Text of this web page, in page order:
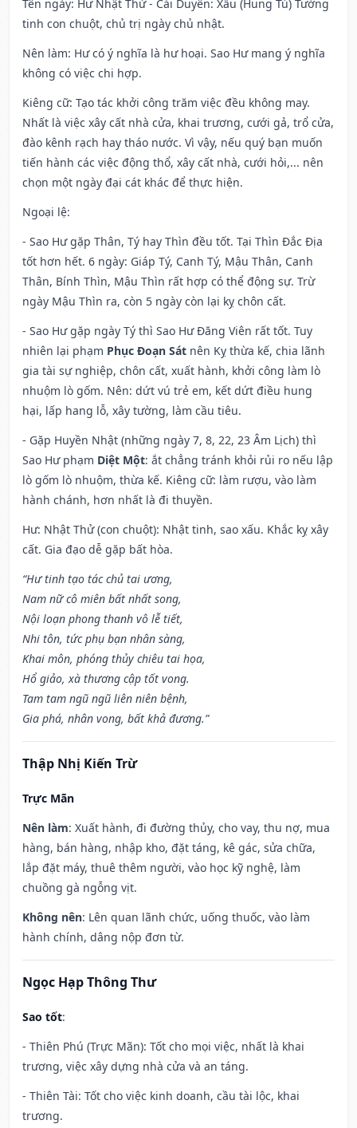
Tên ngày: Hư Nhật Thử - Cái Duyên: Xấu (Hung Tú) Tướng
tinh con chuột, chủ trị ngày chủ nhật.
Nên làm: Hư có ý nghĩa là hư hoại. Sao Hư mang ý nghĩa
không có việc chi hợp.
Kiêng cữ: Tạo tác khởi công trăm việc đều không may.
Nhất là việc xây cất nhà cửa, khai trương, cưới gả, trổ cửa,
đào kênh rạch hay tháo nước. Vì vậy, nếu quý bạn muốn
tiến hành các việc động thổ, xây cất nhà, cưới hỏi,... nên
chọn một ngày đại cát khác để thực hiện.
Ngoại lệ:
- Sao Hư gặp Thân, Tý hay Thìn đều tốt. Tại Thìn Đắc Địa
tốt hơn hết. 6 ngày: Giáp Tý, Canh Tý, Mậu Thân, Canh
Thân, Bính Thìn, Mậu Thìn rất hợp có thể động sự. Trừ
ngày Mậu Thìn ra, còn 5 ngày còn lại kỵ chôn cất.
- Sao Hư gặp ngày Tý thì Sao Hư Đăng Viên rất tốt. Tuy
nhiên lại phạm Phục Đoạn Sát nên Kỵ thừa kế, chia lãnh
gia tài sự nghiệp, chôn cất, xuất hành, khởi công làm lò
nhuộm lò gốm. Nên: dứt vú trẻ em, kết dứt điều hung
hại, lấp hang lỗ, xây tường, làm cầu tiêu.
- Gặp Huyền Nhật (những ngày 7, 8, 22, 23 Âm Lịch) thì
Sao Hư phạm Diệt Một: ắt chẳng tránh khỏi rủi ro nếu lập
lò gốm lò nhuộm, thừa kế. Kiêng cữ: làm rượu, vào làm
hành chánh, hơn nhất là đi thuyền.
Hư: Nhật Thử (con chuột): Nhật tinh, sao xấu. Khắc kỵ xây
cất. Gia đạo dễ gặp bất hòa.
“Hư tinh tạo tác chủ tai ương,
Nam nữ cô miên bất nhất song,
Nội loạn phong thanh vô lễ tiết,
Nhi tôn, tức phụ bạn nhân sàng,
Khai môn, phóng thủy chiêu tai họa,
Hổ giảo, xà thương cập tốt vong.
Tam tam ngũ ngũ liên niên bệnh,
Gia phá, nhân vong, bất khả đương.”
Thập Nhị Kiến Trừ
Trực Mãn
Nên làm: Xuất hành, đi đường thủy, cho vay, thu nợ, mua
hàng, bán hàng, nhập kho, đặt táng, kê gác, sửa chữa,
lắp đặt máy, thuê thêm người, vào học kỹ nghệ, làm
chuồng gà ngỗng vịt.
Không nên: Lên quan lãnh chức, uống thuốc, vào làm
hành chính, dâng nộp đơn từ.
Ngọc Hạp Thông Thư
Sao tốt:
- Thiên Phú (Trực Mãn): Tốt cho mọi việc, nhất là khai
trương, việc xây dựng nhà cửa và an táng.
- Thiên Tài: Tốt cho việc kinh doanh, cầu tài lộc, khai
trương.